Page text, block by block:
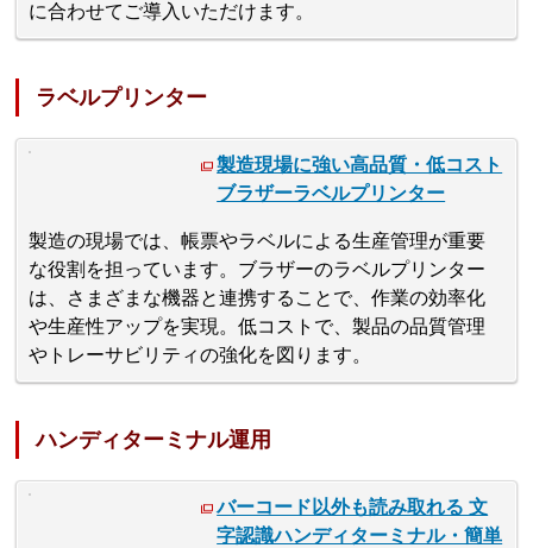
に合わせてご導入いただけます。
ラベルプリンター
製造現場に強い高品質・低コスト
ブラザーラベルプリンター
製造の現場では、帳票やラベルによる生産管理が重要
な役割を担っています。ブラザーのラベルプリンター
は、さまざまな機器と連携することで、作業の効率化
や生産性アップを実現。低コストで、製品の品質管理
やトレーサビリティの強化を図ります。
ハンディターミナル運用
バーコード以外も読み取れる 文
字認識ハンディターミナル・簡単